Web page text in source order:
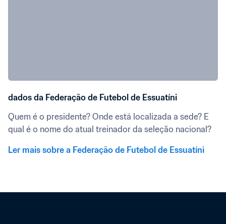
dados da Federação de Futebol de Essuatíni
Quem é o presidente? Onde está localizada a sede? E
qual é o nome do atual treinador da seleção nacional?
Ler mais sobre a Federação de Futebol de Essuatíni